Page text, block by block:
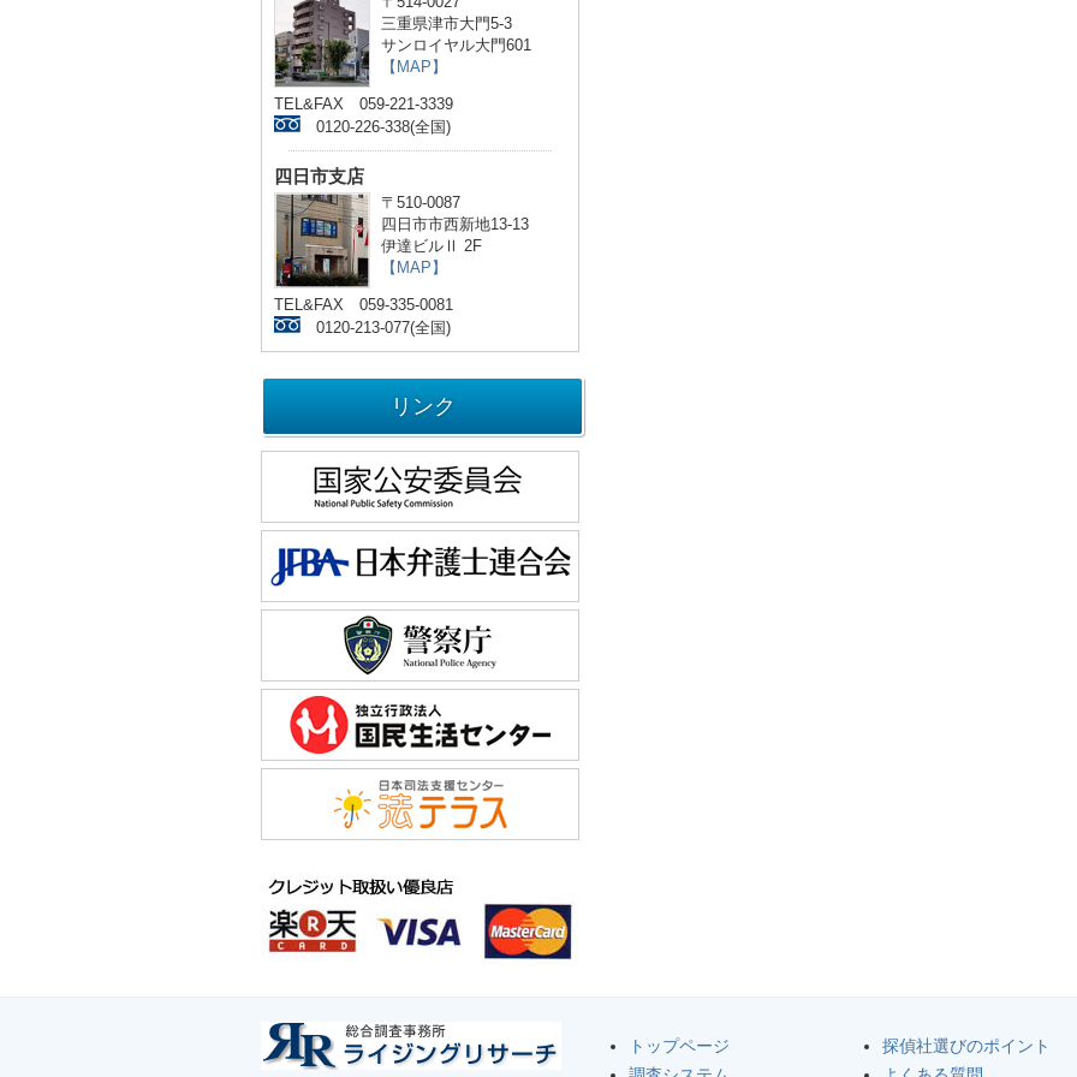
三重県津市大門5-3
サンロイヤル大門601
【MAP】
TEL&FAX 059-221-3339
0120-226-338(全国)
四日市支店
〒510-0087
四日市市西新地13-13
伊達ビルⅡ 2F
【MAP】
TEL&FAX 059-335-0081
0120-213-077(全国)
リンク
トップページ
探偵社選びのポイント